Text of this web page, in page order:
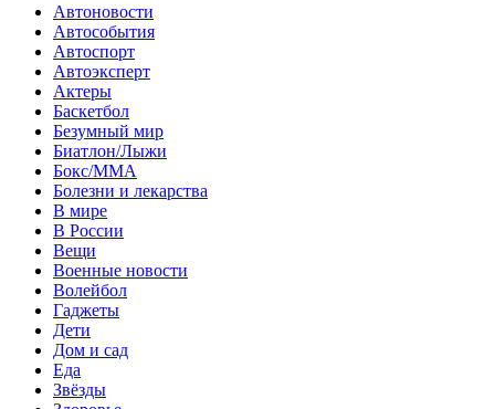
Автоновости
Автособытия
Автоспорт
Автоэксперт
Актеры
Баскетбол
Безумный мир
Биатлон/Лыжи
Бокс/MMA
Болезни и лекарства
В мире
В России
Вещи
Военные новости
Волейбол
Гаджеты
Дети
Дом и сад
Еда
Звёзды